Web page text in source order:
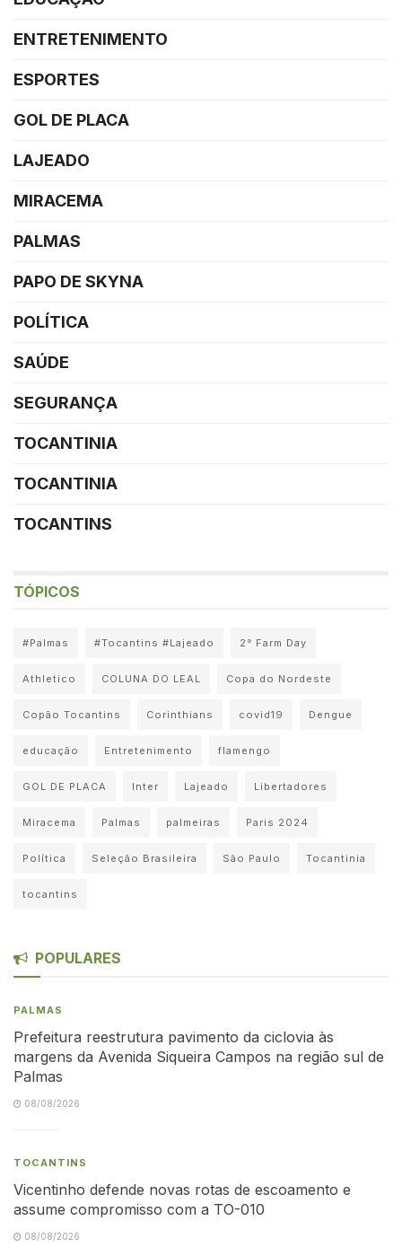
ENTRETENIMENTO
ESPORTES
GOL DE PLACA
LAJEADO
MIRACEMA
PALMAS
PAPO DE SKYNA
POLÍTICA
SAÚDE
SEGURANÇA
TOCANTINIA
TOCANTINIA
TOCANTINS
TÓPICOS
#Palmas #Tocantins #Lajeado 2° Farm Day
Athletico COLUNA DO LEAL Copa do Nordeste
Copão Tocantins Corinthians covid19 Dengue
educação Entretenimento flamengo
GOL DE PLACA Inter Lajeado Libertadores
Miracema Palmas palmeiras Paris 2024
Política Seleção Brasileira São Paulo Tocantinia
tocantins
POPULARES
PALMAS
Prefeitura reestrutura pavimento da ciclovia às
margens da Avenida Siqueira Campos na região sul de
Palmas
08/08/2026
TOCANTINS
Vicentinho defende novas rotas de escoamento e
assume compromisso com a TO-010
08/08/2026